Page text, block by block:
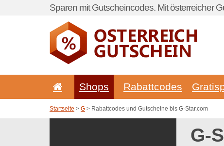
Sparen mit Gutscheincodes. Mit österreicher
Shops Rabattcodes
Startseite > G > Rabattcodes und Gutscheine bis G-Star.com
G-